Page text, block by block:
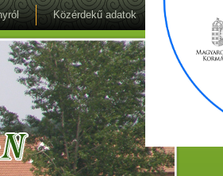
Közérdekű adatok